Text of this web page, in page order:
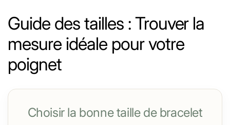
excellente durabilité.
Retrouvez les propriétés de chaque pierre
surcette page.
Retrouvez les origines des pierres des
Toutes les pierres sont purifiées à la fumée de sauge
Guide des tailles : Trouver la
mesure idéale pour votre
poignet
Choisir la bonne taille de bracelet